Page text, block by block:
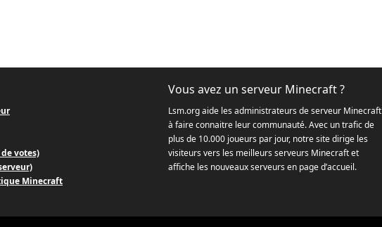
votes)
Minecraft
Vous avez un serveur Minecraft ?
Lsm.org aide les administrateurs de serveur Minecraft
à faire connaitre leur communauté. Avec un trafic de
plus de 10.000 joueurs par jour, notre site dirige les
visiteurs vers les meilleurs serveurs Minecraft et
affiche les nouveaux serveurs en page d’accueil.